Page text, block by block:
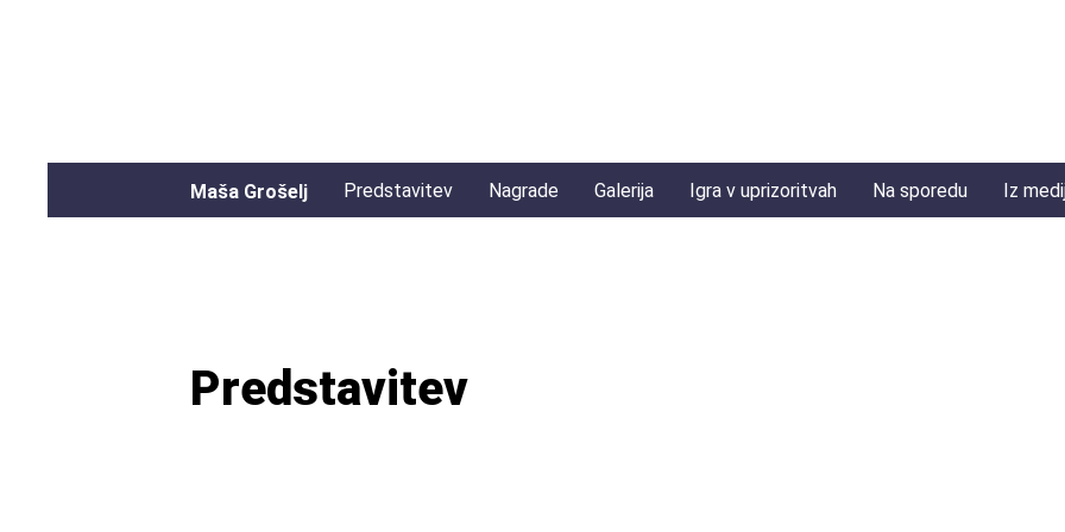
Maša Grošelj Predstavitev Nagrade Galerija Igra v uprizoritvah Na sporedu Iz
Predstavitev